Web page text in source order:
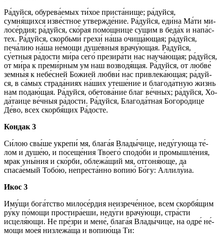
Ра́­дуй­ся, обу­ре­ва́­емых ти́­хое при­ста́­ни­ще; ра́­дуй­ся,
сумня́щихся из­ве́ст­ное утвер­жде́­ние. Ра́­дуй­ся, еди́на Ма́­ти ми­
ло­се́р­дия; ра́­дуй­ся, ско́­рая по­мо́щ­ни­це су́­щим в бе­да́х и на­па́с­
тех. Ра́­дуй­ся, скорбьми́ гре­хи́ на́­ша очища́ющая; ра́­дуй­ся,
печа́лию на́­ша не́­мо­щи ду­ше́в­ныя врачу́ющая. Ра́­дуй­ся,
су́етныя ра́­дос­ти ми́­ра се­го́ презира́ти нас науча́ющая; ра́­дуй­ся,
от ми́­ра к преми́рным ум наш возводя́щая. Ра́­дуй­ся, от люб­ве́
зем­ны́я к не­бе́с­ней Бо­жией любви́ нас привлека́ющая; ра́­дуй­
ся, в са́мых стра­да́­ни­ях на́­ших уте­ше́­ние и бла­го­да́т­ную жизнь
нам по­даю́­щая. Ра́­дуй­ся, обетова́ние благ ве́ч­ных; ра́­дуй­ся, Хо­
да́­таи­це ве́ч­ныя ра́­дос­ти. Ра́­дуй­ся, Бла­го­да́т­ная Бо­го­ро́­ди­це
Де́­во, всех скор­бя́­щих Ра́­дос­те.
Кондак 3
Си́­лою свы́­ше укре­пи́ мя, бла­га́я Вла­ды́­чи­це, неду́гующа те́­
лом и ду­ше́ю, и по­се­ще́­ния Тво­его́ спо­до́­би и про­мыш­ле́­ния,
мрак уны́ния и ско́р­би, облежа́щий мя, отгоня́юще, да
спаса́емый То­бо́ю, непреста́нно во­пию́ Бо́­гу: Алли­лу́иа.
Икос 3
Иму́­щи бо­га́т­ство ми­ло­се́р­дия не­из­ре­че́н­ное, всем скор­бя́­щим
ру́­ку по́­мо­щи простира́еши, не­ду́­ги врачу́ющи, стра́с­ти
исцеля́ющи. Не пре́­зри и ме­не́, бла­га́я Вла­ды́­чи­це, на од­ре́ не́­
мо­щи моея́ низлежа́ща и во­пию́­ща Ти: